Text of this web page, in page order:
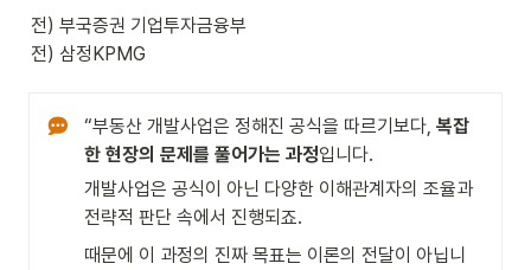
전) 부국증권 기업투자금융부
전) 삼정KPMG
“부동산 개발사업은 정해진 공식을 따르기보다, 복잡
한 현장의 문제를 풀어가는 과정입니다.
개발사업은 공식이 아닌 다양한 이해관계자의 조율과
전략적 판단 속에서 진행되죠.
때문에 이 과정의 진짜 목표는 이론의 전달이 아닙니